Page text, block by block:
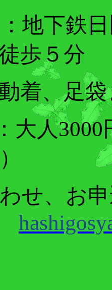
：地下鉄
歩５分
着、足
： 大人3000
わせ、お